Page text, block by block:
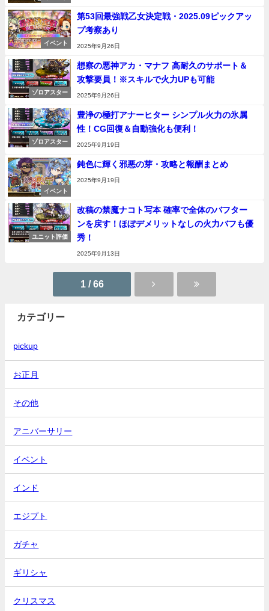
イベント
第53回最強戦乙女決定戦・2025.09ピックアッ
プ考察あり
2025年9月26日
ゾロアスター
想察の悪神アカ・マナフ 高耐久のサポート＆
攻撃要員！※スキルで火力UPも可能
2025年9月26日
ゾロアスター
豊浄の極打アナーヒター シンプル火力の氷属
性！CG回復＆自動強化も便利！
2025年9月19日
イベント
鈍色に輝く邪悪の芽・攻略と報酬まとめ
2025年9月19日
ユニット評価
改稿の禁魔ナコト写本 確率で全体のバフター
ンを戻す！ほぼデメリットなしの火力バフも優
秀！
2025年9月13日
1 / 66
カテゴリー
pickup
お正月
その他
アニバーサリー
イベント
インド
エジプト
ガチャ
ギリシャ
クリスマス